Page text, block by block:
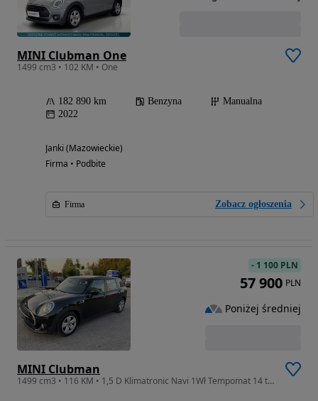
MINI Clubman One
1499 cm3 • 102 KM • One
182 890 km Benzyna
Manualna
2022
Janki (Mazowieckie)
Firma • Podbite
Firma Zobacz ogłoszenia
MINI Clubman
1499 cm3 • 116 KM • 1,5 D Klimatronic Navi 1Wł Tempomat 14 tys km
- 1 100 PLN
57 900 PLN
Poniżej średniej